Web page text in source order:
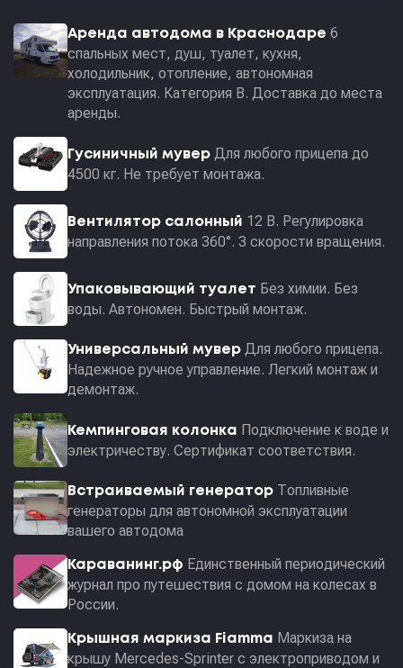
Аренда автодома в Краснодаре 6
спальных мест, душ, туалет, кухня,
холодильник, отопление, автономная
эксплуатация. Категория В. Доставка до места
аренды.
Гусиничный мувер Для любого прицепа до
4500 кг. Не требует монтажа.
Вентилятор салонный 12 В. Регулировка
направления потока 360°. 3 скорости вращения.
Упаковывающий туалет Без химии. Без
воды. Автономен. Быстрый монтаж.
Универсальный мувер Для любого прицепа.
Надежное ручное управление. Легкий монтаж и
демонтаж.
Кемпинговая колонка Подключение к воде и
электричеству. Сертификат соответствия.
Встраиваемый генератор Топливные
генераторы для автономной эксплуатации
вашего автодома
Караванинг.рф Единственный периодический
журнал про путешествия с домом на колесах в
России.
Крышная маркиза Fiamma Маркиза на
крышу Mercedes-Sprinter с электроприводом и